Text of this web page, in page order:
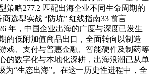
策略277.2 匹配出海企业不同生命周期的
商选型实战 “防坑” 红线指南33 前言
年，中国企业出海的广度与深度已发生
的低附加值商品出口，全面转向以制造
戏、支付与普惠金融、智能硬件及制药等
的数字化与本地化深耕，出海浪潮已从单
为“生态出海”。在这一历史性进程中，全